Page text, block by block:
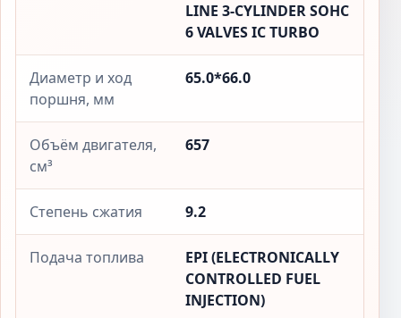
LINE 3-CYLINDER SOHC
6 VALVES IC TURBO
Диаметр и ход
поршня, мм
65.0*66.0
Объём двигателя,
см³
657
Степень сжатия 9.2
Подача топлива
EPI (ELECTRONICALLY
CONTROLLED FUEL
INJECTION)